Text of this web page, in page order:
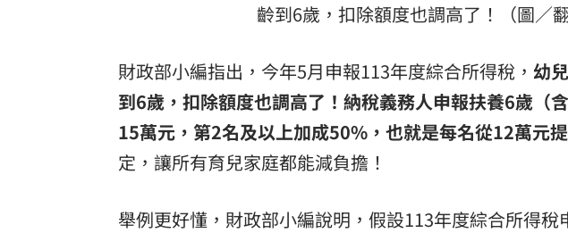
齡到6歲，扣除額度也調高了！（圖／
財政部小編指出，今年5月申報113年度綜合所得稅， 幼
到6歲，扣除額度也調高了！納稅義務人申報扶養6歲（
15萬元，第2名及以上加成50%，也就是每名從12萬元
定，讓所有育兒家庭都能減負擔！
舉例更好懂，財政部小編說明，假設113年度綜合所得